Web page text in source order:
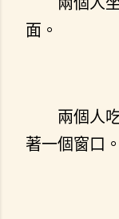
面。
兩個人
著一個窗口。